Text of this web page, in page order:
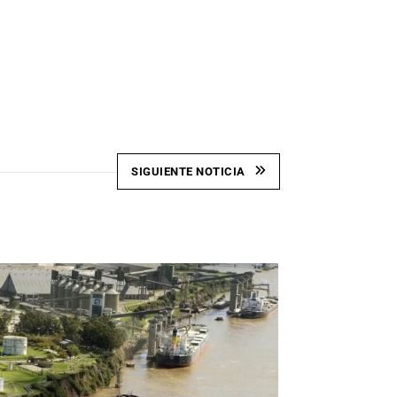
SIGUIENTE NOTICIA